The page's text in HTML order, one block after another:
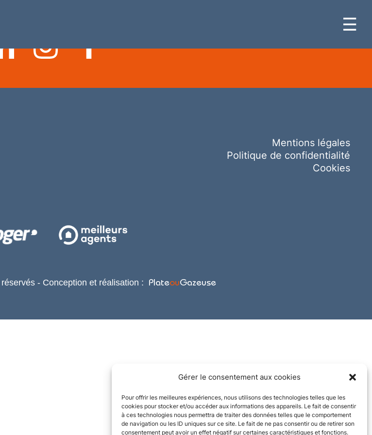
Gérer le consentement aux cookies
Pour offrir les meilleures expériences, nous utilisons des technologies telles que les
cookies pour stocker et/ou accéder aux informations des appareils. Le fait de consentir
à ces technologies nous permettra de traiter des données telles que le comportement
de navigation ou les ID uniques sur ce site. Le fait de ne pas consentir ou de retirer son
consentement peut avoir un effet négatif sur certaines caractéristiques et fonctions.
☰
Mentions légales
Politique de confidentialité
Cookies
- Conception et réalisation : PlateouGazeuse